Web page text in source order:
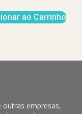
ao Carrinho
outras empresas,